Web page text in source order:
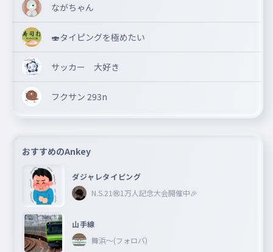
ながちゃん
🍣タイピングを極めたい
サッカー 大好き
フクサン 293n
おすすめのAnkey
ダジャレタイピング
N.S.21㊗︎1万人記念大会開催中🎉
山手線
舞浜〜(フォロバ)